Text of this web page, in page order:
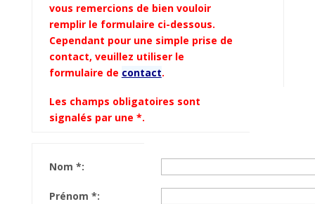
vous remercions de bien vouloir
remplir le formulaire ci-dessous.
Cependant pour une simple prise de
contact, veuillez utiliser le
formulaire de contact.
Les champs obligatoires sont
signalés par une *.
Nom *:
Prénom *: